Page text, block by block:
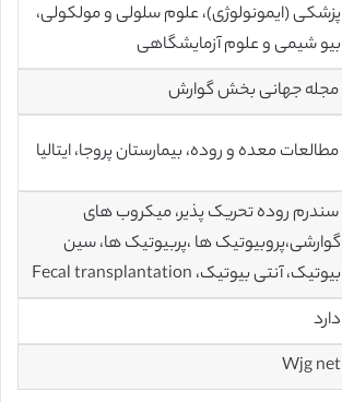
پزشکی (ایمونولوژی)، علوم سلولی و مولکولی،
بیو شیمی و علوم آزمایشگاهی
مجله جهانی بخش گوارش
مطالعات معده و روده، بیمارستان پروجا، ایتالیا
سندرم روده تحریک پذیر، میکروب های
گوارشی،پروبیوتیک ها ،پربیوتیک ها، سین
بیوتیک، آنتی بیوتیک، Fecal transplantation
دارد
Wjg net